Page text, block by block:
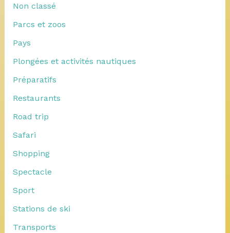
Non classé
Parcs et zoos
Pays
Plongées et activités nautiques
Préparatifs
Restaurants
Road trip
Safari
Shopping
Spectacle
Sport
Stations de ski
Transports